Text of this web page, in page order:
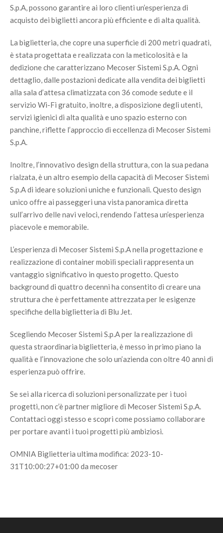
S.p.A, possono garantire ai loro clienti un’esperienza di
acquisto dei biglietti ancora più efficiente e di alta qualità.
La biglietteria, che copre una superficie di 200 metri quadrati,
è stata progettata e realizzata con la meticolosità e la
dedizione che caratterizzano Mecoser Sistemi S.p.A. Ogni
dettaglio, dalle postazioni dedicate alla vendita dei biglietti
alla sala d’attesa climatizzata con 36 comode sedute e il
servizio Wi-Fi gratuito, inoltre, a disposizione degli utenti,
servizi igienici di alta qualità e uno spazio esterno con
panchine, riflette l’approccio di eccellenza di Mecoser Sistemi
S.p.A.
Inoltre, l’innovativo design della struttura, con la sua pedana
rialzata, è un altro esempio della capacità di Mecoser Sistemi
S.p.A di ideare soluzioni uniche e funzionali. Questo design
unico offre ai passeggeri una vista panoramica diretta
sull’arrivo delle navi veloci, rendendo l’attesa un’esperienza
piacevole e memorabile.
L’esperienza di Mecoser Sistemi S.p.A nella progettazione e
realizzazione di container mobili speciali rappresenta un
vantaggio significativo in questo progetto. Questo
background di quattro decenni ha consentito di creare una
struttura che è perfettamente attrezzata per le esigenze
specifiche della biglietteria di Blu Jet.
Scegliendo Mecoser Sistemi S.p.A per la realizzazione di
questa straordinaria biglietteria, è messo in primo piano la
qualità e l’innovazione che solo un’azienda con oltre 40 anni di
esperienza può offrire.
Se sei alla ricerca di soluzioni personalizzate per i tuoi
progetti, non c’è partner migliore di Mecoser Sistemi S.p.A.
Contattaci oggi stesso e scopri come possiamo collaborare
per portare avanti i tuoi progetti più ambiziosi.
OMNIA Biglietteria ultima modifica: 2023-10-
31T10:00:27+01:00 da mecoser